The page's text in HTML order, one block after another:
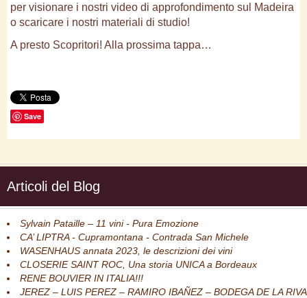
per visionare i nostri video di approfondimento sul Madeira
o scaricare i nostri materiali di studio!
A presto Scopritori! Alla prossima tappa…
Save
Articoli del Blog
Sylvain Pataille – 11 vini - Pura Emozione
CA’ LIPTRA - Cupramontana - Contrada San Michele
WASENHAUS annata 2023, le descrizioni dei vini
CLOSERIE SAINT ROC, Una storia UNICA a Bordeaux
RENE BOUVIER IN ITALIA!!!
JEREZ – LUIS PEREZ – RAMIRO IBAÑEZ – BODEGA DE LA RIVA